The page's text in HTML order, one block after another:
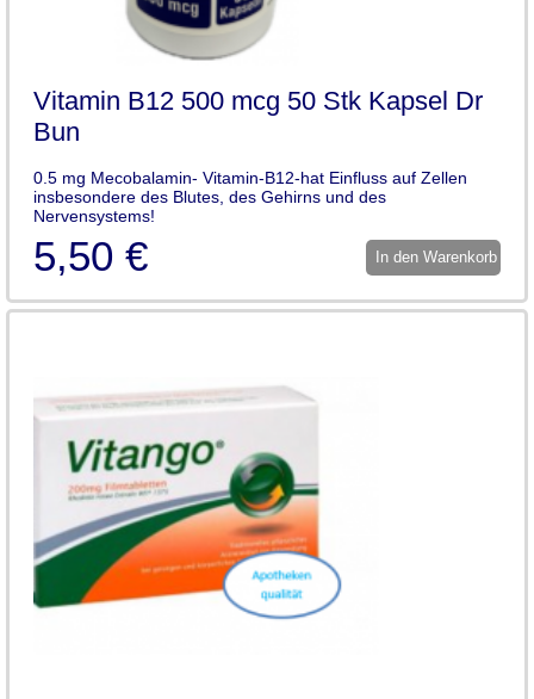
Vitamin B12 500 mcg 50 Stk Kapsel Dr
Bun
0.5 mg Mecobalamin- Vitamin-B12-hat Einfluss auf Zellen
insbesondere des Blutes, des Gehirns und des
Nervensystems!
5,50 € In den Warenkorb